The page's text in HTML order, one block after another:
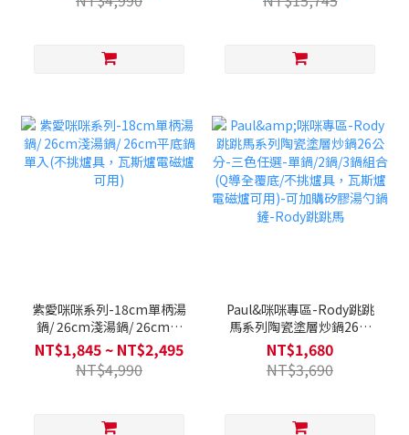
紫愛咪咪系列-18cm單柄湯
鍋/ 26cm淺湯鍋/ 26cm平
底鍋 單入(不挑爐具，瓦斯
爐電磁爐可用)
NT$1,845 ~ NT$2,495
NT$4,990
Paul&咪咪專區-Rody跳跳
馬系列陶瓷塗層炒鍋26公
分-三色任選-單鍋/2鍋/3鍋
組合(Q導全覆底/不挑爐
具，瓦斯爐電磁爐可用)-可
NT$1,680
NT$3,690